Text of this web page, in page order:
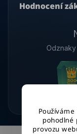
pohodlné
provozu
Hodnocení